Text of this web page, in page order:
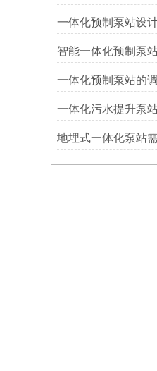
一体化预制泵站设
智能一体化预制泵
一体化预制泵站的
地埋式一体化泵站